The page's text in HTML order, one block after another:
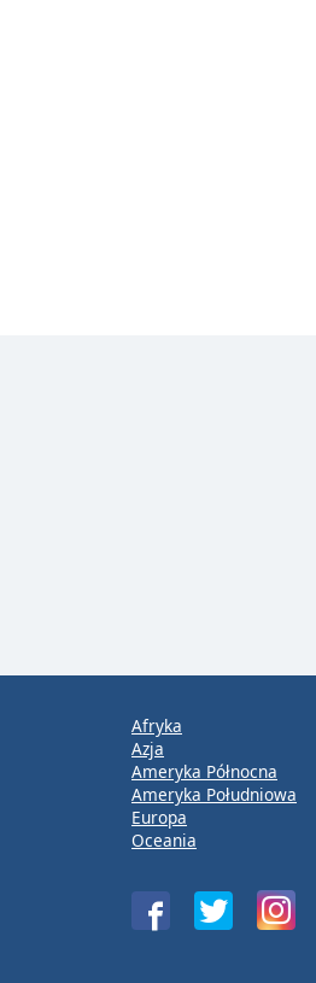
Afryka
Azja
Ameryka Północna
Ameryka Południowa
Europa
Oceania